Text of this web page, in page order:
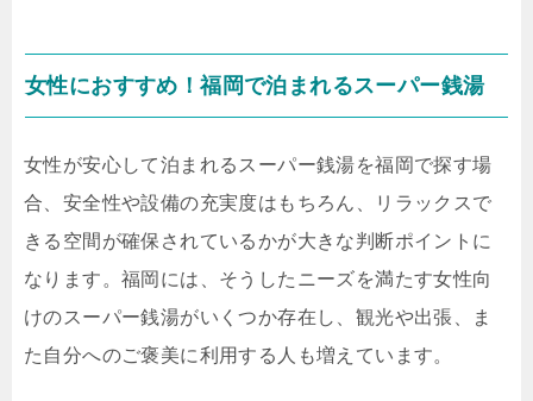
女性におすすめ！福岡で泊まれるスーパー銭湯
女性が安心して泊まれるスーパー銭湯を福岡で探す場
合、安全性や設備の充実度はもちろん、リラックスで
きる空間が確保されているかが大きな判断ポイントに
なります。福岡には、そうしたニーズを満たす女性向
けのスーパー銭湯がいくつか存在し、観光や出張、ま
た自分へのご褒美に利用する人も増えています。